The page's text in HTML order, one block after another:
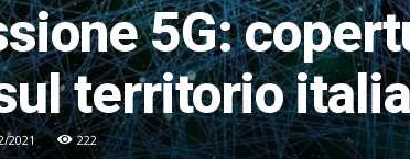
5G:
territorio
2021 222